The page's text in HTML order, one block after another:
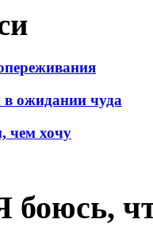
ожидании чуда
чем хочу
боюсь,